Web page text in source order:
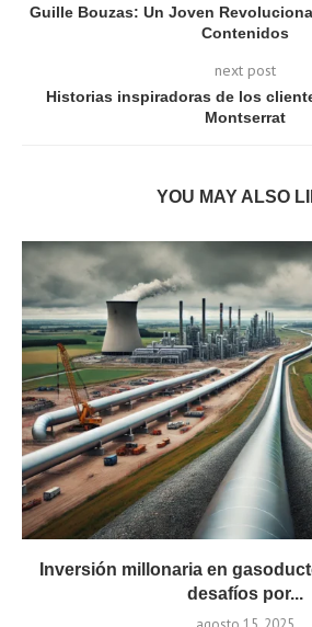
Guille Bouzas: Un Joven
Contenidos
next post
Historias inspiradoras de los
Montserrat
YOU MAY ALSO
Inversión millonaria en
desafíos por...